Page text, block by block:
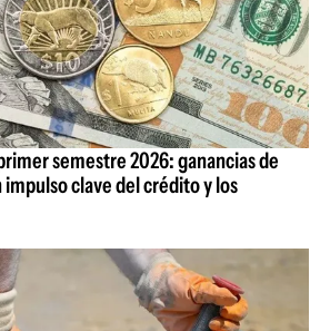
semestre 2026: ganancias de
impulso clave del crédito y los